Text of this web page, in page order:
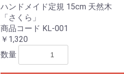
ハンドメイド定規 15cm 天然木
「さくら」
商品コード KL-001
￥1,320
数量